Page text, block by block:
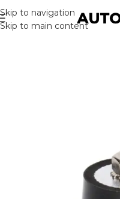
Skip to navigation
Skip to main content